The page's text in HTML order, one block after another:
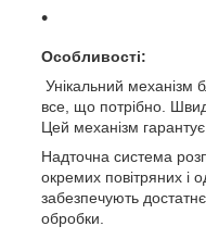
Особливості:
Унікальний механізм
все, що потрібно.
Цей механізм
Надточна система
окремих повітряних і
забезпечують
обробки.